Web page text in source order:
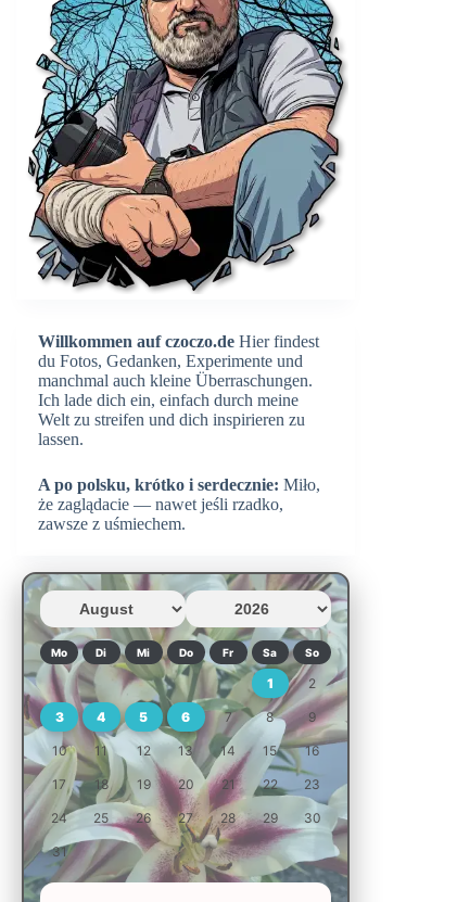
Willkommen auf czoczo.de Hier findest
du Fotos, Gedanken, Experimente und
manchmal auch kleine Überraschungen.
Ich lade dich ein, einfach durch meine
Welt zu streifen und dich inspirieren zu
lassen.
A po polsku, krótko i serdecznie: Miło,
że zaglądacie — nawet jeśli rzadko,
zawsze z uśmiechem.
Mo Di Mi Do Fr Sa So
1 2
3 4 5 6 7 8 9
10 11 12 13 14 15 16
17 18 19 20 21 22 23
24 25 26 27 28 29 30
31